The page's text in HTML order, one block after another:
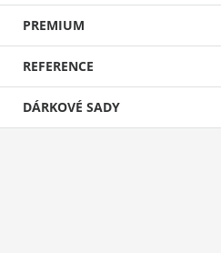
PREMIUM
REFERENCE
DÁRKOVÉ SADY